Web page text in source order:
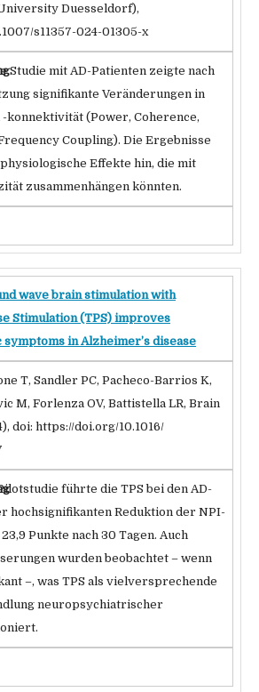
Duesseldorf),
s11357-024-01305-x
Studie mit AD-Patienten zeigte nach
signifikante Veränderungen in
konnektivität (Power, Coherence,
Coupling). Die Ergebnisse
Effekte hin, die mit
zusammenhängen könnten.
wave brain stimulation with
Stimulation (TPS) improves
in Alzheimer’s disease
T, Sandler PC, Pacheco-Barrios K,
M, Forlenza OV, Battistella LR, Brain
doi: https://doi.org/10.1016/
führte die TPS bei den AD-
hochsignifikanten Reduktion der NPI-
Punkte nach 30 Tagen. Auch
wurden beobachtet – wenn
–, was TPS als vielversprechende
neuropsychiatrischer